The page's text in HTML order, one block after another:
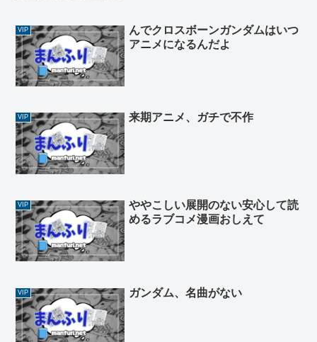
VIP
んでクロスボーンガンダムはいつ
アニメになるんだよ
VIP 来期アニメ、ガチで不作
VIP
ややこしい展開のない安心して読
めるラブコメ漫画おしえて
VIP ガンダム、名曲がない